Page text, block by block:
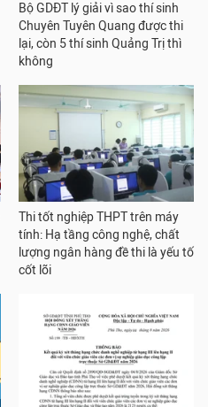
Bộ GDĐT lý giải vì sao thí sinh
Chuyên Tuyên Quang được thi
lại, còn 5 thí sinh Quảng Trị thì
không
Thi tốt nghiệp THPT trên máy
tính: Hạ tầng công nghệ, chất
lượng ngân hàng đề thi là yếu tố
cốt lõi